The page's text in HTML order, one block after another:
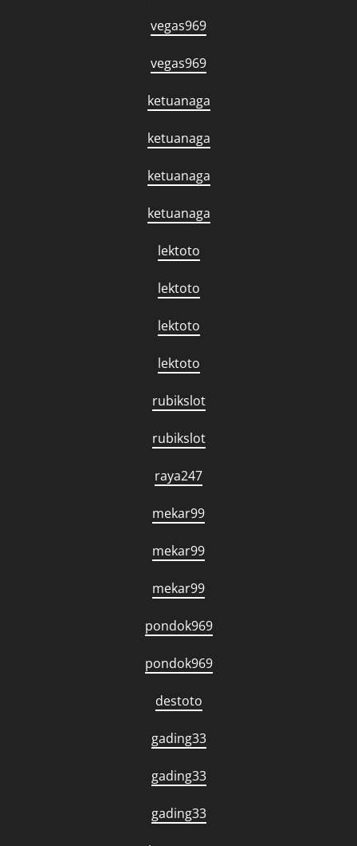
vegas969
vegas969
ketuanaga
ketuanaga
ketuanaga
ketuanaga
lektoto
lektoto
lektoto
lektoto
rubikslot
rubikslot
raya247
mekar99
mekar99
mekar99
pondok969
pondok969
destoto
gading33
gading33
gading33